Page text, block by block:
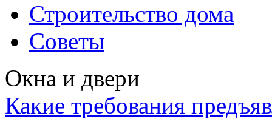
Строительство дома
Советы
Окна и двери
Какие требования